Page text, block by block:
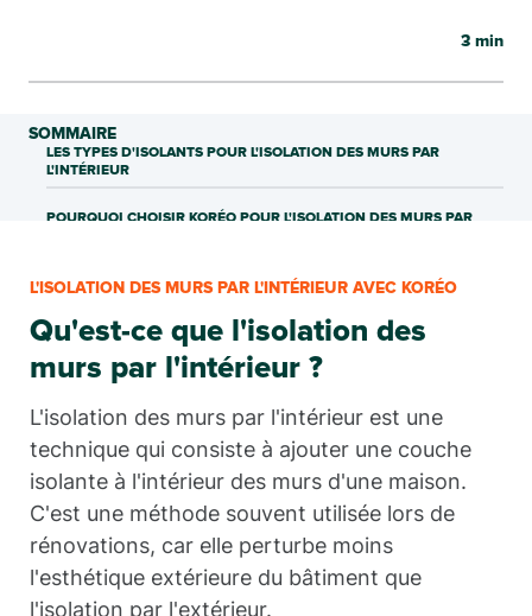
3 min
SOMMAIRE
LES TYPES D'ISOLANTS POUR L'ISOLATION DES MURS PAR
L'INTÉRIEUR
POURQUOI CHOISIR KORÉO POUR L'ISOLATION DES MURS PAR
L'IMPORTANCE DE L'ISOLATION DES MURS DU GARAGE ET DES
L'ISOLATION DES MURS PAR L'INTÉRIEUR AVEC KORÉO
Qu'est-ce que l'isolation des
murs par l'intérieur ?
L'isolation des murs par l'intérieur est une
technique qui consiste à ajouter une couche
isolante à l'intérieur des murs d'une maison.
C'est une méthode souvent utilisée lors de
rénovations, car elle perturbe moins
l'esthétique extérieure du bâtiment que
l'isolation par l'extérieur.